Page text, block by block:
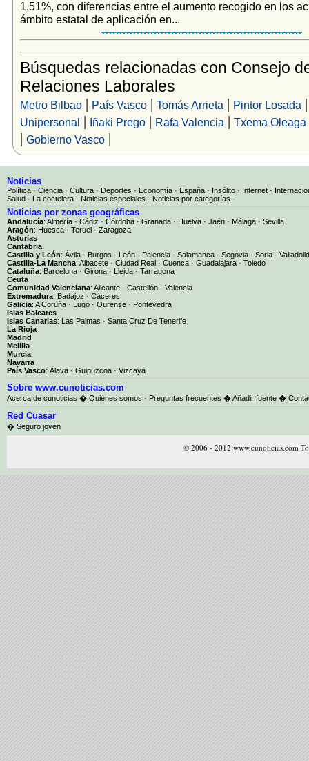
1,51%, con diferencias entre el aumento recogido en los
ámbito estatal de aplicación en...
Búsquedas relacionadas con Consejo
Relaciones Laborales
Metro Bilbao| País Vasco| Tomás Arrieta | Pintor Losada
Unipersonal | Iñaki Prego| Rafa Valencia | Txema Oleaga
| Gobierno Vasco|
Noticias
Política · Ciencia · Cultura · Deportes · Economía · España · Insólito · Internet ·
Salud · La coctelera · Noticias especiales · Noticias por categorías ·
Noticias por zonas geográficas
Andalucía: Almería · Cádiz · Córdoba · Granada · Huelva · Jaén · Málaga · Sevilla
Aragón: Huesca · Teruel · Zaragoza
Asturias
Cantabria
Castilla y León: Ávila · Burgos · León · Palencia · Salamanca · Segovia · Soria · Valladolid
Castilla-La Mancha: Albacete · Ciudad Real · Cuenca · Guadalajara · Toledo
Cataluña: Barcelona · Girona · Lleida · Tarragona
Ceuta
Comunidad Valenciana: Alicante · Castellón · Valencia
Extremadura: Badajoz · Cáceres
Galicia: A Coruña · Lugo · Ourense · Pontevedra
Islas Baleares
Islas Canarias: Las Palmas · Santa Cruz De Tenerife
La Rioja
Madrid
Melilla
Murcia
Navarra
País Vasco: Álava · Guipuzcoa · Vizcaya
Sobre www.cunoticias.com
Acerca de cunoticias � Quiénes somos · Preguntas frecuentes �Añadir fuente �
Red Cuasar
� Seguro joven
© 2006 - 2012 www.cunoticias.com